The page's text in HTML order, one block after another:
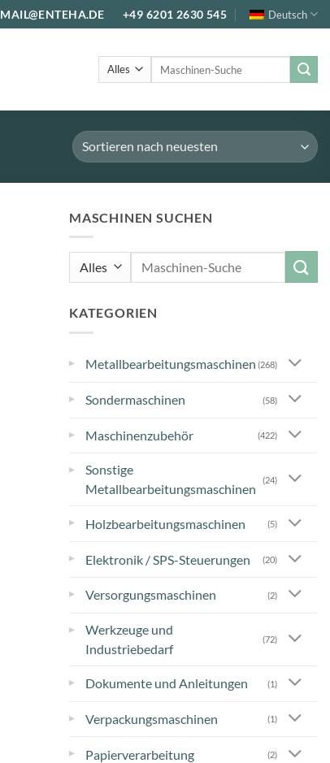
MAIL@ENTEHA.DE +49 6201 2630 545 Deutsch
MASCHINEN SUCHEN
Suche
nach:
KATEGORIEN
▸ Metallbearbeitungsmaschinen (268)
▸ Sondermaschinen (58)
▸ Maschinenzubehör (422)
▸
Sonstige
Metallbearbeitungsmaschinen
(24)
▸ Holzbearbeitungsmaschinen (5)
▸ Elektronik / SPS-Steuerungen (20)
▸ Versorgungsmaschinen (2)
▸
Werkzeuge und
Industriebedarf
(72)
▸ Dokumente und Anleitungen (1)
▸ Verpackungsmaschinen (1)
▸ Papierverarbeitung (2)